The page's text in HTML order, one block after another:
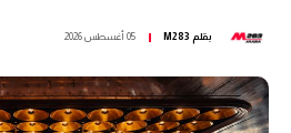
بقلم M283 05 أغسطس 2026